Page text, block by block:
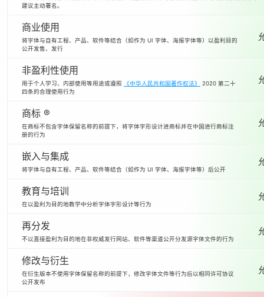
建议主动署名。
商业使用
将字体与自有工程、产品、软件等结合（如作为 UI 字体、海报字体等）以盈利目的
公开发售、发行
非盈利性使用
用于个人学习、内部使用等用途或遵照 《中华人民共和国著作权法》
2020 第二十
四条的合理使用行为
商标 ®
在商标不包含字体保留名称的前提下，将字体字形设计进商标并在中国进行商标注
册的行为
嵌入与集成
将字体与自有工程、产品、软件等结合（如作为 UI 字体、海报字体等）后公开
教育与培训
在以盈利为目的地教学中分析字体字形设计等行为
再分发
不以直接盈利为目的地在非权威发行网站、软件等渠道公开分发源字体文件的行为
修改与衍生
在衍生版本不使用字体保留名称的前提下，修改字体文件等行为后以相同许可协议
公开发布